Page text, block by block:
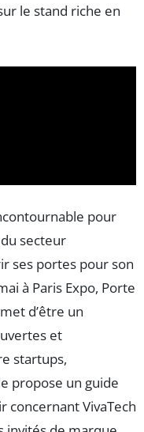
le stand riche en
pour
secteur
ses portes pour son
à Paris Expo, Porte
d’être un
et
startups,
propose un guide
concernant VivaTech